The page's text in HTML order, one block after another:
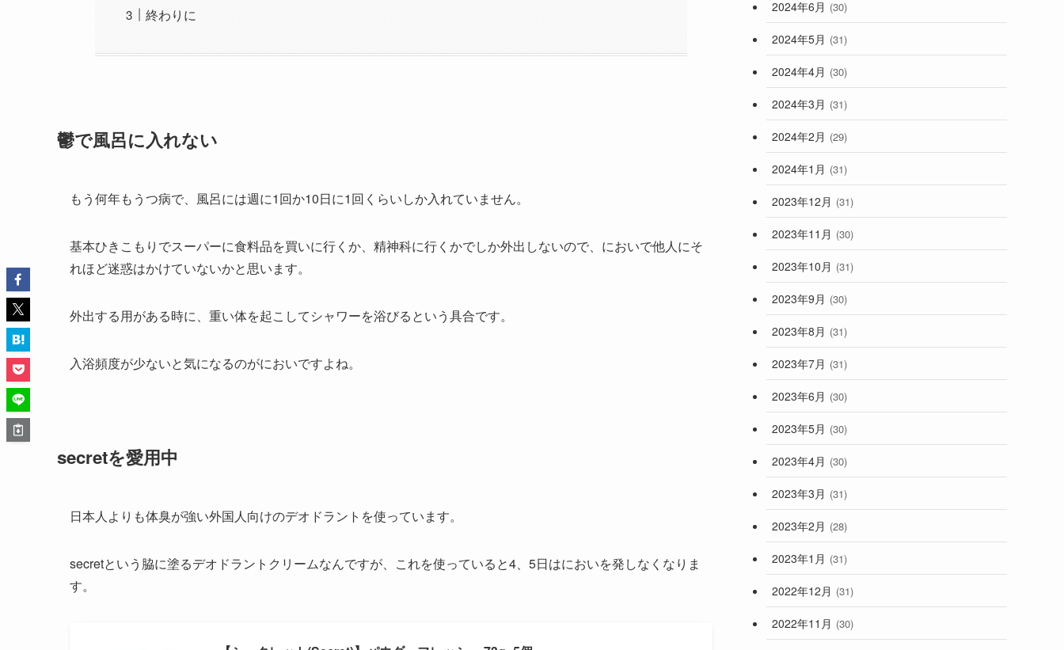
終わりに
鬱で風呂に入れない
もう何年もうつ病で、風呂には週に1回か10日に1回くらいしか入れていません。
基本ひきこもりでスーパーに食料品を買いに行くか、精神科に行くかでしか外出しないので、においで他人にそ
れほど迷惑はかけていないかと思います。
外出する用がある時に、重い体を起こしてシャワーを浴びるという具合です。
入浴頻度が少ないと気になるのがにおいですよね。
secretを愛用中
日本人よりも体臭が強い外国人向けのデオドラントを使っています。
secretという脇に塗るデオドラントクリームなんですが、これを使っていると4、5日はにおいを発しなくなりま
す。
2024年6月 (30)
2024年5月 (31)
2024年4月 (30)
2024年3月 (31)
2024年2月 (29)
2024年1月 (31)
2023年12月 (31)
2023年11月 (30)
2023年10月 (31)
2023年9月 (30)
2023年8月 (31)
2023年7月 (31)
2023年6月 (30)
2023年5月 (30)
2023年4月 (30)
2023年3月 (31)
2023年2月 (28)
2023年1月 (31)
2022年12月 (31)
2022年11月 (30)